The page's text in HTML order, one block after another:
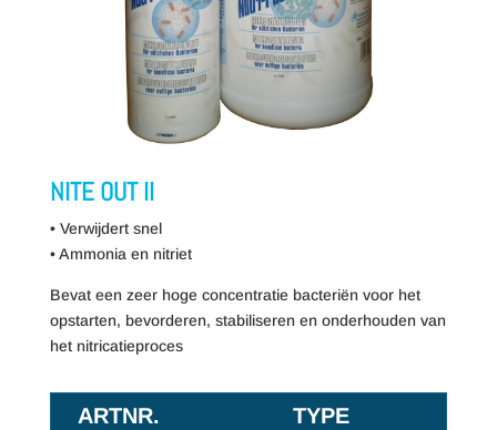
NITE OUT II
• Verwijdert snel
• Ammonia en nitriet
Bevat een zeer hoge concentratie bacteriën voor het
opstarten, bevorderen, stabiliseren en onderhouden van
het nitricatieproces
ARTNR. TYPE